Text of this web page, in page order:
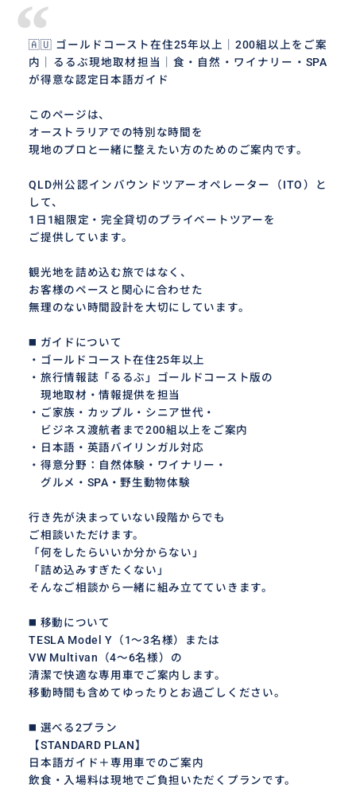
“
🇦🇺 ゴールドコースト在住25年以上｜200組以上をご案
内｜るるぶ現地取材担当｜食・自然・ワイナリー・SPA
が得意な認定日本語ガイド
このページは、
オーストラリアでの特別な時間を
現地のプロと一緒に整えたい方のためのご案内です。
QLD州公認インバウンドツアーオペレーター（ITO）と
して、
1日1組限定・完全貸切のプライベートツアーを
ご提供しています。
観光地を詰め込む旅ではなく、
お客様のペースと関心に合わせた
無理のない時間設計を大切にしています。
◼️ ガイドについて
・ゴールドコースト在住25年以上
・旅行情報誌「るるぶ」ゴールドコースト版の
現地取材・情報提供を担当
・ご家族・カップル・シニア世代・
ビジネス渡航者まで200組以上をご案内
・日本語・英語バイリンガル対応
・得意分野：自然体験・ワイナリー・
グルメ・SPA・野生動物体験
行き先が決まっていない段階からでも
ご相談いただけます。
「何をしたらいいか分からない」
「詰め込みすぎたくない」
そんなご相談から一緒に組み立てていきます。
◼️ 移動について
TESLA Model Y（1〜3名様）または
VW Multivan（4〜6名様）の
清潔で快適な専用車でご案内します。
移動時間も含めてゆったりとお過ごしください。
◼️ 選べる2プラン
【STANDARD PLAN】
日本語ガイド＋専用車でのご案内
飲食・入場料は現地でご負担いただくプランです。